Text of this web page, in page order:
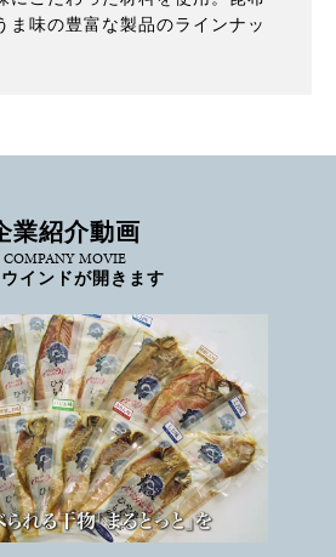
ま味の豊富な製品のラインナッ
業紹介動画
COMPANY MOVIE
インドが開きます